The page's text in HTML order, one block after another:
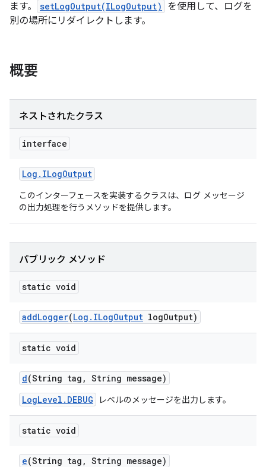
ます。
setLogOutput(ILogOutput)
を使用して、ログを
別の場所にリダイレクトします。
概要
ネストされたクラス
interface
Log . ILogOutput
このインターフェースを実装するクラスは、ログ メッセージ
の出力処理を行うメソッドを提供します。
パブリック メソッド
static void
addLogger(Log . ILogOutput logOutput)
static void
d(String tag , String message)
LogLevel.DEBUG
レベルのメッセージを出力します。
static void
e(String tag , String message)